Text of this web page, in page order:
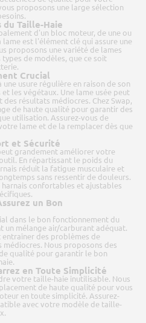
proposons une large sélection
du Taille-Haie
d'un bloc moteur, de une ou
est l'élément clé qui assure une
proposons une variété de lames
de modèles, que ce soit
Crucial
usure régulière en raison de son
les végétaux. Une lame usée peut
résultats médiocres. Chez Swap,
de haute qualité pour garantir des
utilisation. Assurez-vous de
lame et de la remplacer dès que
et Sécurité
grandement améliorer votre
En répartissant le poids du
réduit la fatigue musculaire et
sans ressentir de douleurs.
confortables et ajustables
un Bon
dans le bon fonctionnement du
un mélange air/carburant adéquat.
des problèmes de
Nous proposons des
qualité pour garantir le bon
en Toute Simplicité
votre taille-haie inutilisable. Nous
de haute qualité pour vous
en toute simplicité. Assurez-
avec votre modèle de taille-